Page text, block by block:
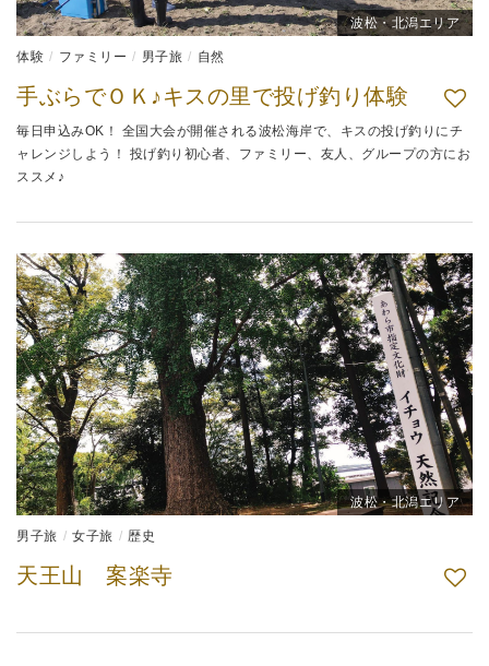
波松・北潟エリア
体験 ファミリー 男子旅 自然
手ぶらでＯＫ♪キスの里で投げ釣り体験
毎日申込みOK！ 全国大会が開催される波松海岸で、キスの投げ釣りにチ
ャレンジしよう！ 投げ釣り初心者、ファミリー、友人、グループの方にお
ススメ♪
波松・北潟エリア
男子旅 女子旅 歴史
天王山 案楽寺